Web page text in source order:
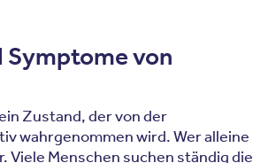
Symptome von
Zustand, der von der
wahrgenommen wird. Wer alleine
Viele Menschen suchen ständig die